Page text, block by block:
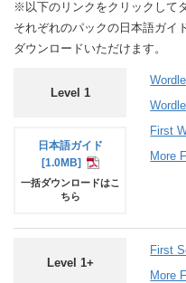
※以下のリンクをクリックして
それぞれのパックの日本語ガイ
ダウンロードいただけます。
Level 1
日本語ガイド
[1.0MB]
一括ダウンロードはこ
ちら
First
More
Level 1+
First
More